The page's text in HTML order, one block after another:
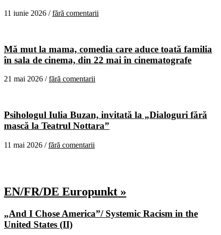
11 iunie 2026 /fără comentarii
Mă mut la mama, comedia care aduce toată familia
în sala de cinema, din 22 mai în cinematografe
21 mai 2026 /fără comentarii
Psihologul Iulia Buzan, invitată la „Dialoguri fără
mască la Teatrul Nottara”
11 mai 2026 /fără comentarii
EN/FR/DE Europunkt »
„And I Chose America”/ Systemic Racism in the
United States (II)